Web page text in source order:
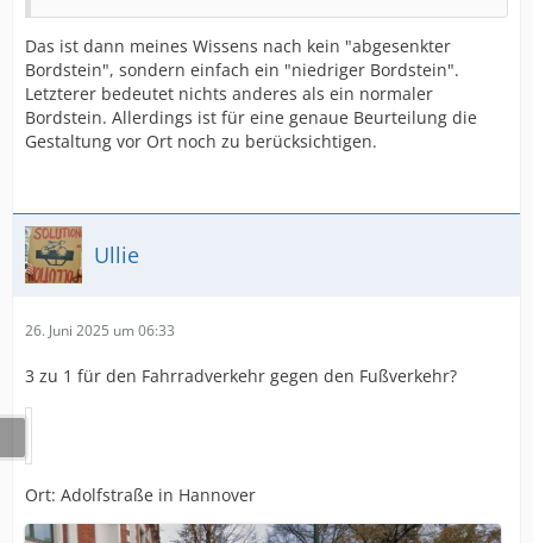
Das ist dann meines Wissens nach kein "abgesenkter
Bordstein", sondern einfach ein "niedriger Bordstein".
Letzterer bedeutet nichts anderes als ein normaler
Bordstein. Allerdings ist für eine genaue Beurteilung die
Gestaltung vor Ort noch zu berücksichtigen.
Ullie
26. Juni 2025 um 06:33
3 zu 1 für den Fahrradverkehr gegen den Fußverkehr?
Ort: Adolfstraße in Hannover